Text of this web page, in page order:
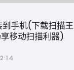
手机(下载扫描王
移动扫描利器)